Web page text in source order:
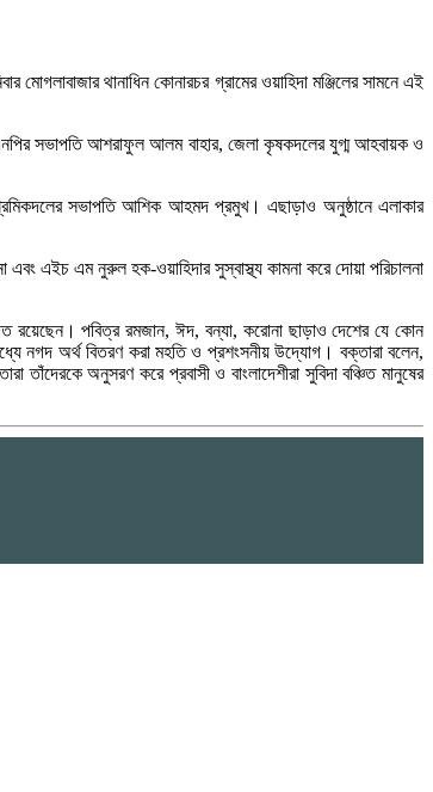
থানাধিন কোনারচর গ্রামের ওয়াহিদা মঞ্জিলের সামনে এই
সভাপতি আশরাফুল আলম বাহার, জেলা কৃষকদলের যুগ্ম আহবায়ক ও
সভাপতি আশিক আহমদ প্রমুখ। এছাড়াও অনুষ্ঠানে এলাকার
এইচ এম নুরুল হক-ওয়াহিদার সুস্বাস্থ্য কামনা করে দোয়া পরিচালনা
রয়েছেন। পবিত্র রমজান, ঈদ, বন্যা, করোনা ছাড়াও দেশের যে কোন
মধ্যে নগদ অর্থ বিতরণ করা মহতি ও প্রশংসনীয় উদ্যোগ। বক্তারা বলেন,
অনুসরণ করে প্রবাসী ও বাংলাদেশীরা সুবিদা বঞ্চিত মানুষের